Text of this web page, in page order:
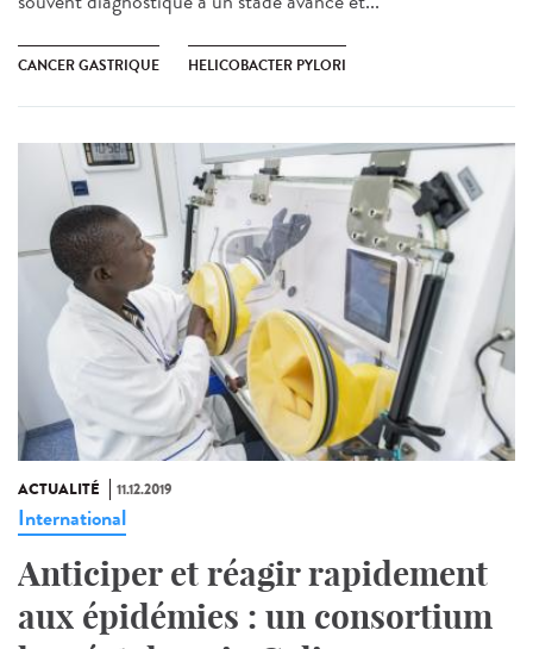
CANCER GASTRIQUE HELICOBACTER PYLORI
ACTUALITÉ 11.12.2019
International
Anticiper et réagir rapidement
aux épidémies : un consortium